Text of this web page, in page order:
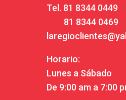
Tel. 81 8344 0449
81 8344 0469
Horario:
Lunes a Sábado
De 9:00 am a 7:00